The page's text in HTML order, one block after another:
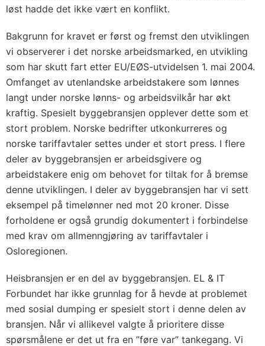
løst hadde det ikke vært en konflikt.
Bakgrunn for kravet er først og fremst den utviklingen
vi observerer i det norske arbeidsmarked, en utvikling
som har skutt fart etter EU/EØS-utvidelsen 1. mai 2004.
Omfanget av utenlandske arbeidstakere som lønnes
langt under norske lønns- og arbeidsvilkår har økt
kraftig. Spesielt byggebransjen opplever dette som et
stort problem. Norske bedrifter utkonkurreres og
norske tariffavtaler settes under et stort press. I flere
deler av byggebransjen er arbeidsgivere og
arbeidstakere enig om behovet for tiltak for å bremse
denne utviklingen. I deler av byggebransjen har vi sett
eksempel på timelønner ned mot 20 kroner. Disse
forholdene er også grundig dokumentert i forbindelse
med krav om allmenngjøring av tariffavtaler i
Osloregionen.
Heisbransjen er en del av byggebransjen. EL & IT
Forbundet har ikke grunnlag for å hevde at problemet
med sosial dumping er spesielt stort i denne delen av
bransjen. Når vi allikevel valgte å prioritere disse
spørsmålene er det ut fra en ”føre var” tankegang. Vi